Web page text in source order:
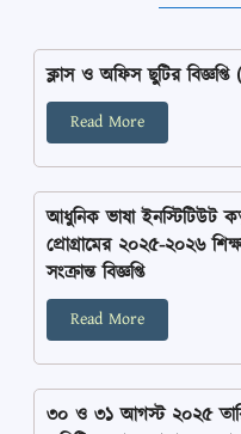
ক্লাস ও অফিস ছুটির
Read More
আধুনিক ভাষা ইনস্টিটিউট
প্রোগ্রামের ২০২৫-২০২৬
সংক্রান্ত বিজ্ঞপ্তি
Read More
৩০ ও ৩১ আগস্ট ২০২৫